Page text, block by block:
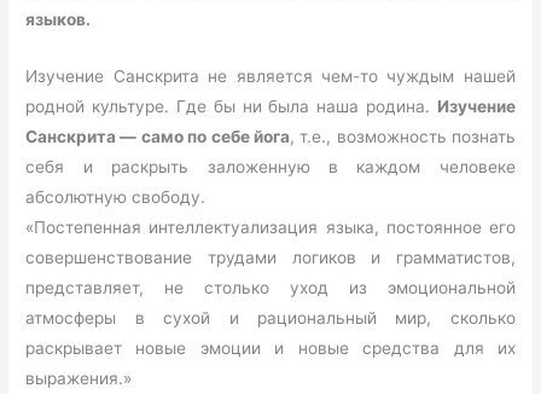
языков.
Изучение Санскрита не является чем-то чуждым нашей
родной культуре. Где бы ни была наша родина. Изучение
Санскрита — само по себе йога, т.е., возможность познать
себя и раскрыть заложенную в каждом человеке
абсолютную свободу.
«Постепенная интеллектуализация языка, постоянное его
совершенствование трудами логиков и грамматистов,
представляет, не столько уход из эмоциональной
атмосферы в сухой и рациональный мир, сколько
раскрывает новые эмоции и новые средства для их
выражения.»